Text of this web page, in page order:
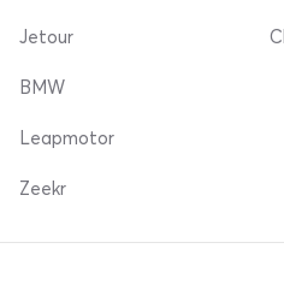
Jetour
BMW
Leapmotor
Zeekr